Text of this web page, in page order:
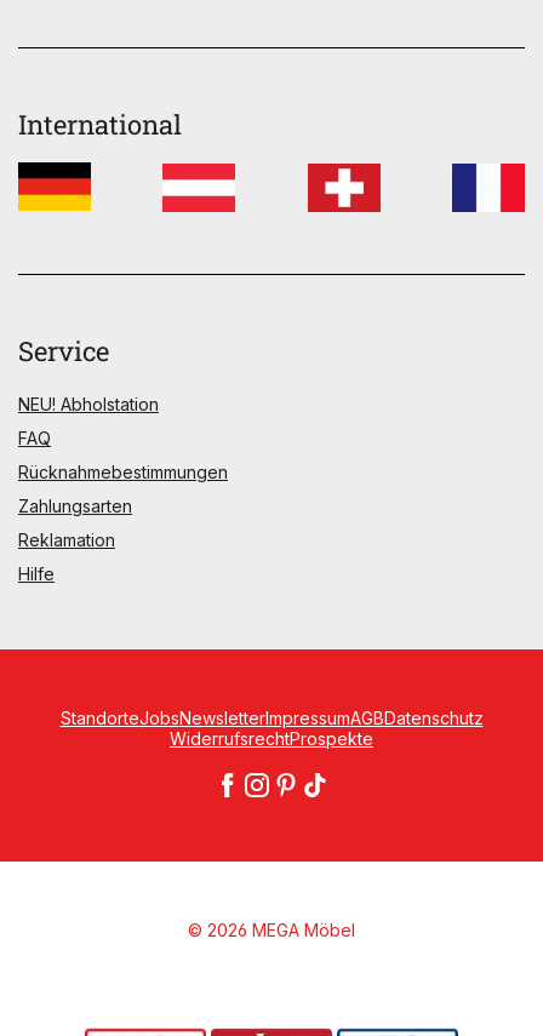
International
Service
NEU! Abholstation
FAQ
Rücknahmebestimmungen
Zahlungsarten
Reklamation
Hilfe
StandorteJobsNewsletterImpressumAGBDatenschutz
WiderrufsrechtProspekte
© 2026 MEGA Möbel